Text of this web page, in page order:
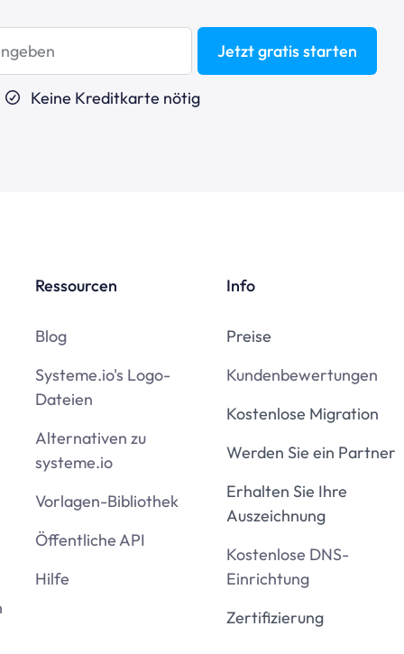
Jetzt gratis starten
Keine Kreditkarte nötig
Ressourcen
Blog
Systeme.io's Logo-
Dateien
Alternativen zu
systeme.io
Vorlagen-Bibliothek
Öffentliche API
Hilfe
Info
Preise
Kundenbewertungen
Kostenlose Migration
Werden Sie ein Partner
Erhalten Sie Ihre
Auszeichnung
Kostenlose DNS-
Einrichtung
Zertifizierung